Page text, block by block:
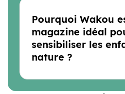
Pourquoi Wakou
magazine idéal
sensibiliser les
nature ?